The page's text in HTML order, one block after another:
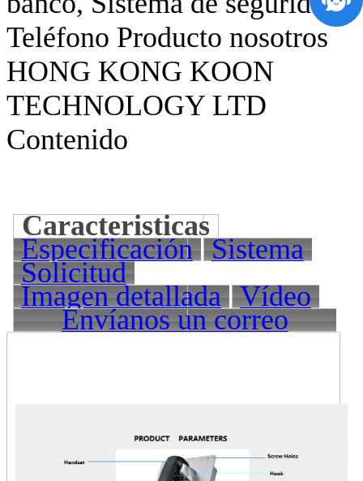
Teléfono Producto nosotros
HONG KONG KOON
TECHNOLOGY LTD
Contenido
Caracteristicas
Especificación Sistema
Solicitud
Imagen detallada Vídeo
Envíanos un correo
electrónico